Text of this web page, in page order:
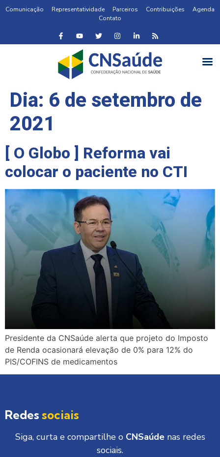
Comunicação Representatividade Parceiros Contribuições
Agenda
Contato
Dia: 6 de setembro de
2021
[ O Globo ] Reforma vai
colocar o paciente no CTI
Presidente da CNSaúde alerta que projeto do Imposto
de Renda ocasionará elevação de 0% para 12% do
PIS/COFINS de medicamentos
Redes sociais
Siga, curta e compartilhe o CNSaúdenas redes
sociais.